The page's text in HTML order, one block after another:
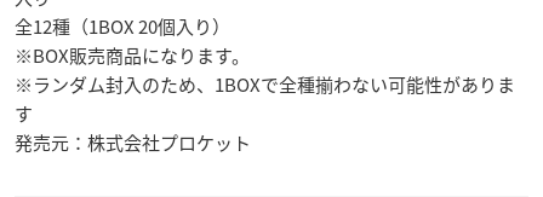
全12種（1BOX 20個入り）
※BOX販売商品になります。
※ランダム封入のため、1BOXで全種揃わない可能性がありま
す
発売元：株式会社プロケット